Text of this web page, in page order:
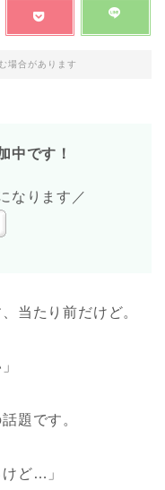
場合があります
中です！
なります／
当たり前だけど。
題です。
ど…」